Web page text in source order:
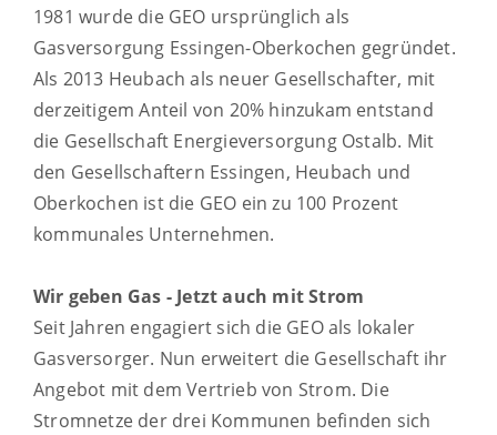
1981 wurde die GEO ursprünglich als
Gasversorgung Essingen-Oberkochen gegründet.
Als 2013 Heubach als neuer Gesellschafter, mit
derzeitigem Anteil von 20% hinzukam entstand
die Gesellschaft Energieversorgung Ostalb. Mit
den Gesellschaftern Essingen, Heubach und
Oberkochen ist die GEO ein zu 100 Prozent
kommunales Unternehmen.
Wir geben Gas - Jetzt auch mit Strom
Seit Jahren engagiert sich die GEO als lokaler
Gasversorger. Nun erweitert die Gesellschaft ihr
Angebot mit dem Vertrieb von Strom. Die
Stromnetze der drei Kommunen befinden sich